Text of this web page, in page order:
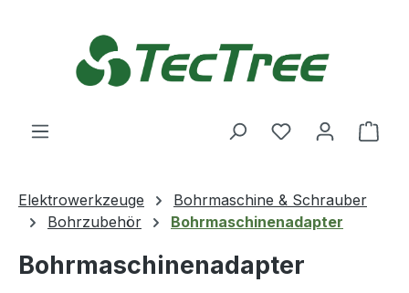
Du hast 0
Elektrowerkzeuge
Bohrmaschine & Schrauber
Bohrzubehör
Bohrmaschinenadapter
Bohrmaschinenadapter